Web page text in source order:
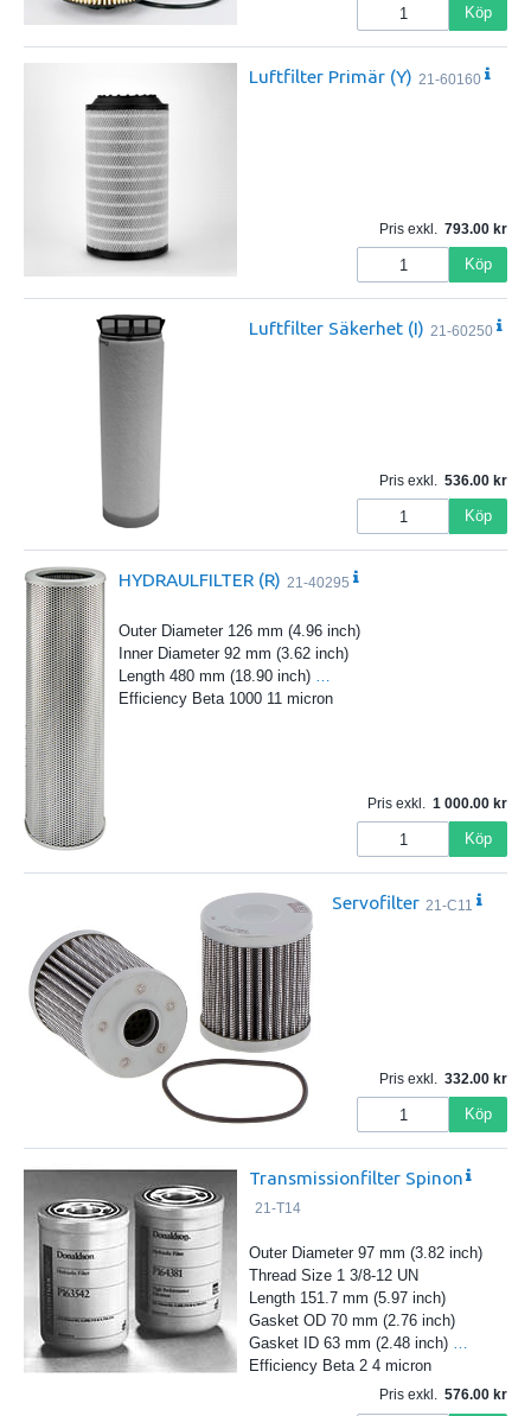
Köp
Luftfilter Primär (Y) 21-60160
Pris exkl. 793.00
Köp
Luftfilter Säkerhet (I) 21-60250
Pris exkl. 536.00
Köp
HYDRAULFILTER (R) 21-40295
Outer Diameter 126 mm (4.96 inch)
Inner Diameter 92 mm (3.62 inch)
Length 480 mm (18.90 inch)
Efficiency Beta 1000 11 micron
Pris exkl. 1 000.00
Köp
Servofilter 21-C11
Pris exkl. 332.00
Köp
Transmissionfilter Spinon
21-T14
Outer Diameter 97 mm (3.82 inch)
Thread Size 1 3/8-12 UN
Length 151.7 mm (5.97 inch)
Gasket OD 70 mm (2.76 inch)
Gasket ID 63 mm (2.48 inch)
Efficiency Beta 2 4 micron
Pris exkl. 576.00